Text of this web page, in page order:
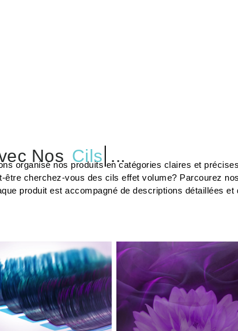
Nos Cils
...
organisé nos produits en catégories claires et
être cherchez-vous des cils effet volume? Parcourez
produit est accompagné de descriptions détaillées et